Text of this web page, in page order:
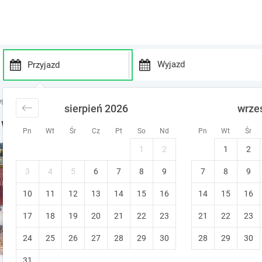
P
e
s
s
d
o
w
n
r
d
w
a
Pn Wt Śr Cz Pt So Nd Pn Wt Śr
sierpień 2026
1 2
3 4 5 6 7 8 9
10 11 12 13 14 15 16
17 18 19 20 21 22 23
24 25 26 27 28 29 30
1 2
7 8 9
14 15 16
21 22 23
28 29 30
nad jeziorem
nad Jeziorem Solińskim
Apartamenty Amber 300 m
Polańczyk
Bezpłatna zmiana terminu
14 apartamentów dostępnych w tym